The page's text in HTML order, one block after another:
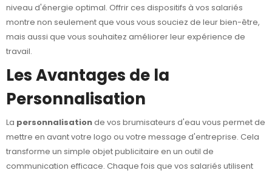
niveau d'énergie optimal. Offrir ces dispositifs à vos salariés
montre non seulement que vous vous souciez de leur bien-être,
mais aussi que vous souhaitez améliorer leur expérience de
travail.
Les Avantages de la
Personnalisation
La personnalisationde vos brumisateurs d'eau vous permet de
mettre en avant votre logo ou votre message d'entreprise. Cela
transforme un simple objet publicitaire en un outil de
communication efficace. Chaque fois que vos salariés utilisent